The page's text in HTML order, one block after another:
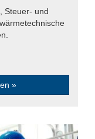
Steuer- und
»